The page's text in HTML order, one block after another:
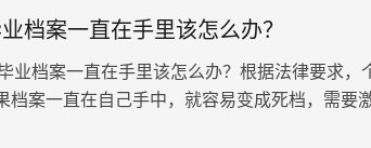
档案一直在手里该怎么办？
档案一直在手里该怎么办？根据法律要求，
档案一直在自己手中，就容易变成死档，需要